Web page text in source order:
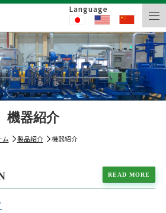
Language
機器紹介
ム 製品紹介 機器紹介
READ MORE